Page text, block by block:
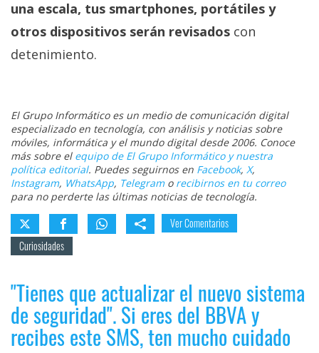
una escala, tus smartphones, portátiles y
otros dispositivos serán revisados con
detenimiento.
El Grupo Informático es un medio de comunicación digital
especializado en tecnología, con análisis y noticias sobre
móviles, informática y el mundo digital desde 2006. Conoce
más sobre el equipo de El Grupo Informático y nuestra
política editorial. Puedes seguirnos en Facebook, X,
Instagram, WhatsApp, Telegramo recibirnos en tu correo
para no perderte las últimas noticias de tecnología.
Ver Comentarios
Curiosidades
"Tienes que actualizar el nuevo sistema
de seguridad". Si eres del BBVA y
recibes este SMS, ten mucho cuidado